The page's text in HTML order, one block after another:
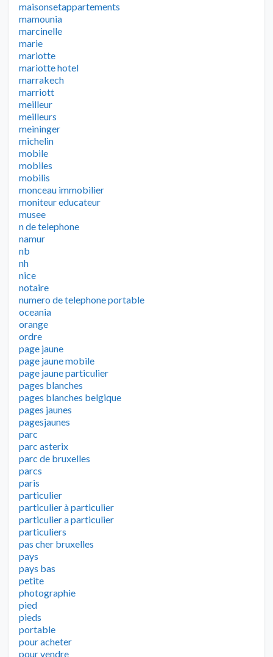
maisonsetappartements
mamounia
marcinelle
marie
mariotte
mariotte hotel
marrakech
marriott
meilleur
meilleurs
meininger
michelin
mobile
mobiles
mobilis
monceau immobilier
moniteur educateur
musee
n de telephone
namur
nb
nh
nice
notaire
numero de telephone portable
oceania
orange
ordre
page jaune
page jaune mobile
page jaune particulier
pages blanches
pages blanches belgique
pages jaunes
pagesjaunes
parc
parc asterix
parc de bruxelles
parcs
paris
particulier
particulier à particulier
particulier a particulier
particuliers
pas cher bruxelles
pays
pays bas
petite
photographie
pied
pieds
portable
pour acheter
pour vendre